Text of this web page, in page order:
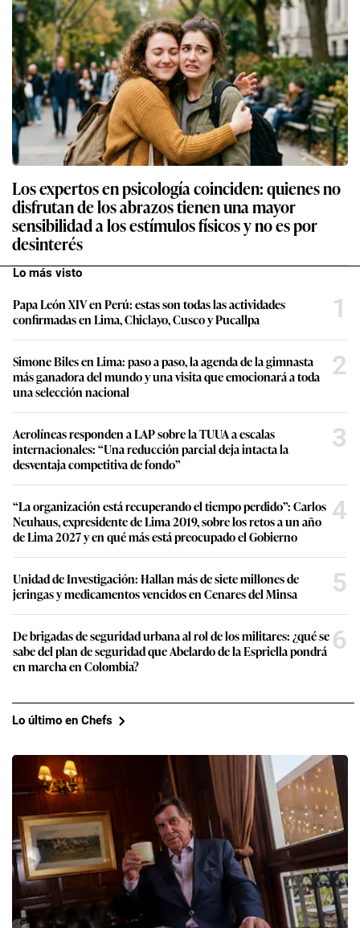
Los expertos en psicología coinciden: quienes no
disfrutan de los abrazos tienen una mayor
sensibilidad a los estímulos físicos y no es por
desinterés
Lo más visto
Papa León XIV en Perú: estas son todas las actividades
confirmadas en Lima, Chiclayo, Cusco y Pucallpa
1
Simone Biles en Lima: paso a paso, la agenda de la gimnasta
más ganadora del mundo y una visita que emocionará a toda
una selección nacional
2
Aerolíneas responden a LAP sobre la TUUA a escalas
internacionales: “Una reducción parcial deja intacta la
desventaja competitiva de fondo”
3
“La organización está recuperando el tiempo perdido”: Carlos
Neuhaus, expresidente de Lima 2019, sobre los retos a un año
de Lima 2027 y en qué más está preocupado el Gobierno
4
Unidad de Investigación: Hallan más de siete millones de
jeringas y medicamentos vencidos en Cenares del Minsa
5
De brigadas de seguridad urbana al rol de los militares: ¿qué se
sabe del plan de seguridad que Abelardo de la Espriella pondrá
en marcha en Colombia?
6
Lo último en Chefs